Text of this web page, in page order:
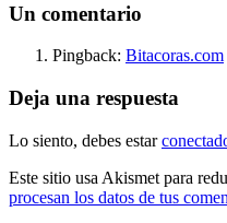
Un comentario
Pingback: Bitacoras.com
Deja una respuesta
Lo siento, debes estar
Este sitio usa Akismet para
procesan los datos de tus